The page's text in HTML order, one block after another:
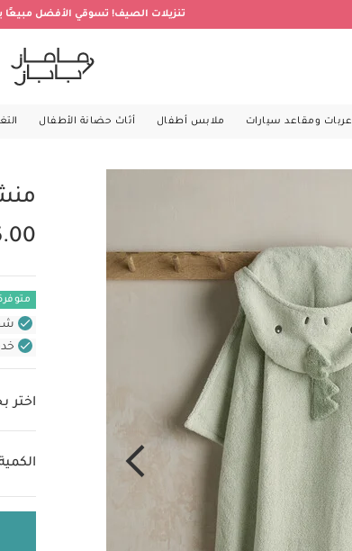
تنزيلات الصيف! تسوقي الأفضل مبيعًا
عربات ومقاعد سيارات ملابس أطفال أثاث حضانة الأطفال
شحن
اختر